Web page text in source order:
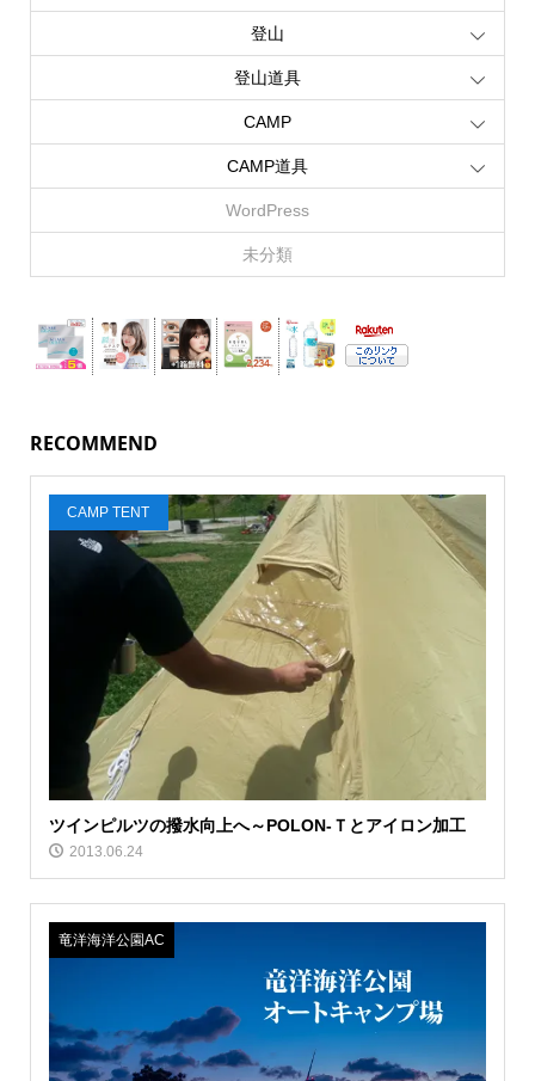
登山
登山道具
CAMP
CAMP道具
WordPress
未分類
RECOMMEND
CAMP TENT
ツインピルツの撥水向上へ～POLON-Ｔとアイロン加工
2013.06.24
竜洋海洋公園AC